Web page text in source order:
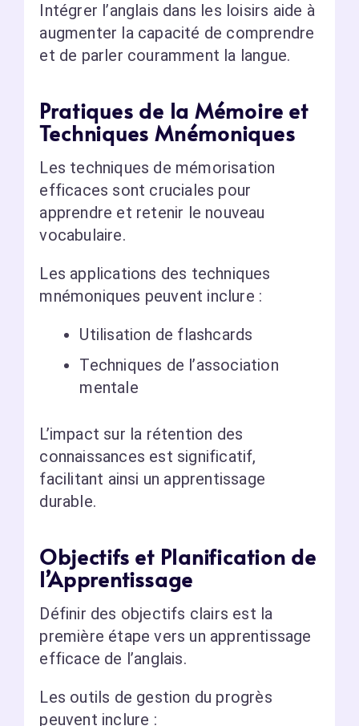
Intégrer l’anglais dans les loisirs aide à
augmenter la capacité de comprendre
et de parler couramment la langue.
Pratiques de la Mémoire et
Techniques Mnémoniques
Les techniques de mémorisation
efficaces sont cruciales pour
apprendre et retenir le nouveau
vocabulaire.
Les applications des techniques
mnémoniques peuvent inclure :
Utilisation de flashcards
Techniques de l’association
mentale
L’impact sur la rétention des
connaissances est significatif,
facilitant ainsi un apprentissage
durable.
Objectifs et Planification de
l’Apprentissage
Définir des objectifs clairs est la
première étape vers un apprentissage
efficace de l’anglais.
Les outils de gestion du progrès
peuvent inclure :